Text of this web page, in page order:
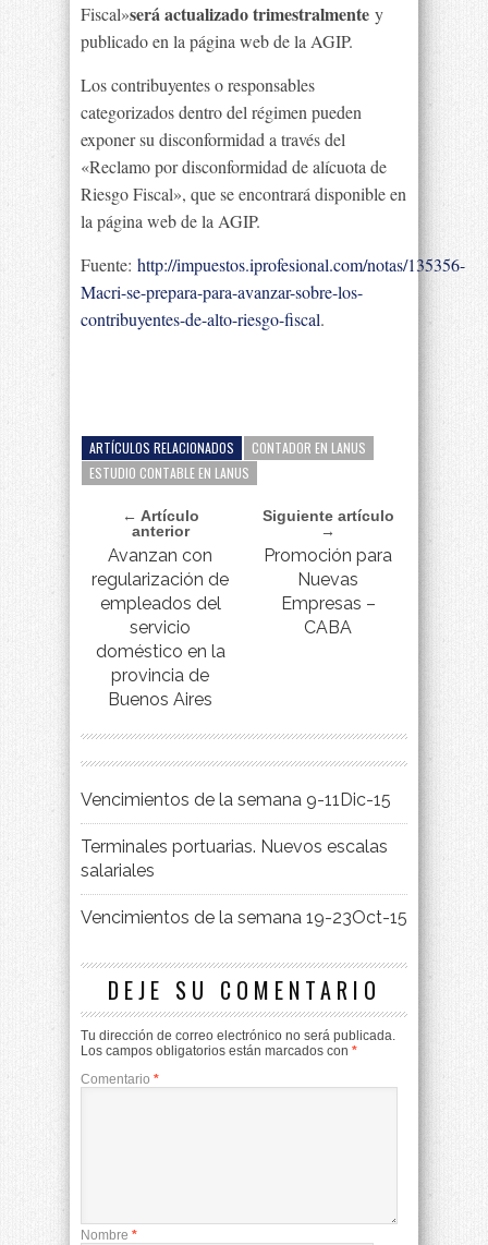
Fiscal»será actualizado trimestralmente y
publicado en la página web de la AGIP.
Los contribuyentes o responsables
categorizados dentro del régimen pueden
exponer su disconformidad a través del
«Reclamo por disconformidad de alícuota de
Riesgo Fiscal», que se encontrará disponible en
la página web de la AGIP.
Fuente: http://impuestos.iprofesional.com/notas/135356-
Macri-se-prepara-para-avanzar-sobre-los-
contribuyentes-de-alto-riesgo-fiscal.
ARTÍCULOS RELACIONADOS
CONTADOR EN LANUS
ESTUDIO CONTABLE EN LANUS
← Artículo
anterior
Avanzan con
regularización de
empleados del
servicio
doméstico en la
provincia de
Buenos Aires
Siguiente artículo
→
Promoción para
Nuevas
Empresas –
CABA
Vencimientos de la semana 9-11Dic-15
Terminales portuarias. Nuevos escalas
salariales
Vencimientos de la semana 19-23Oct-15
DEJE SU COMENTARIO
Tu dirección de correo electrónico no será publicada.
Los campos obligatorios están marcados con *
Comentario *
Nombre *